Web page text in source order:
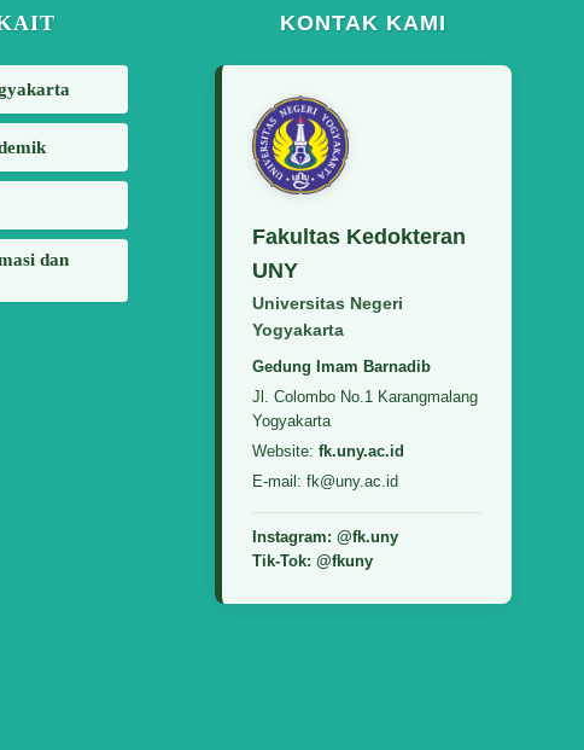
dan
KONTAK KAMI
Fakultas Kedokteran
UNY
Universitas Negeri
Yogyakarta
Gedung Imam Barnadib
Jl. Colombo No.1 Karangmalang
Yogyakarta
Website: fk.uny.ac.id
E-mail: fk@uny.ac.id
Instagram: @fk.uny
Tik-Tok: @fkuny